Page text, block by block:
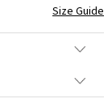
Size Guide